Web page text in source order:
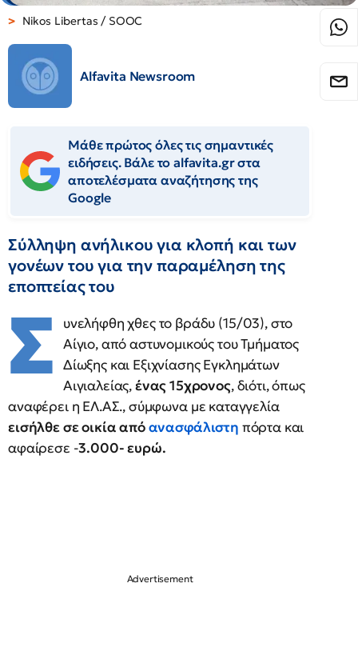
Nikos Libertas / SOOC
Alfavita Newsroom
Μάθε πρώτος όλες τις σημαντικές
ειδήσεις. Βάλε το alfavita.gr στα
αποτελέσματα αναζήτησης της
Google
Σύλληψη ανήλικου για κλοπή και των
γονέων του για την παραμέληση της
εποπτείας του
Σ
υνελήφθη χθες το βράδυ (15/03), στο
Αίγιο, από αστυνομικούς του Τμήματος
Δίωξης και Εξιχνίασης Εγκλημάτων
Αιγιαλείας,ένας 15χρονος, διότι, όπως
αναφέρει η ΕΛ.ΑΣ., σύμφωνα με καταγγελία
εισήλθε σε οικία απόανασφάλιστη πόρτα και
αφαίρεσε -3.000- ευρώ.